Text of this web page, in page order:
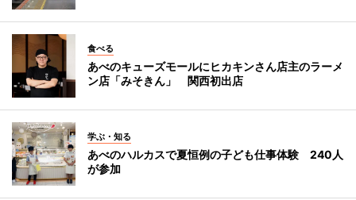
食べる
あべのキューズモールにヒカキンさん店主のラーメ
ン店「みそきん」 関西初出店
学ぶ・知る
あべのハルカスで夏恒例の子ども仕事体験 240人
が参加